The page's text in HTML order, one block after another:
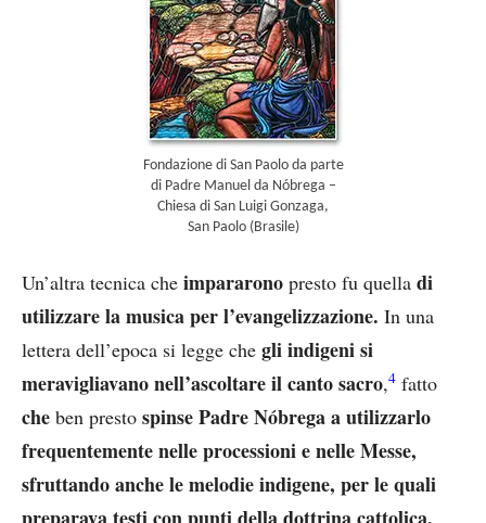
Fondazione di San Paolo da parte
di Padre Manuel da Nóbrega –
Chiesa di San Luigi Gonzaga,
San Paolo (Brasile)
Un’altra tecnica che impararono presto fu quella di
utilizzare la musica per l’evangelizzazione. In una
lettera dell’epoca si legge che gli indigeni si
meravigliavano nell’ascoltare il canto sacro,4 fatto
che ben presto spinse Padre Nóbrega a utilizzarlo
frequentemente nelle processioni e nelle Messe,
sfruttando anche le melodie indigene, per le quali